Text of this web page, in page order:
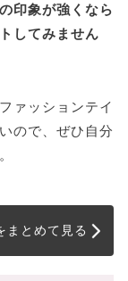
クストララー
2選
ー)
印象が強くなら
してみません
ァッションテイ
ので、ぜひ自分
まとめて見る